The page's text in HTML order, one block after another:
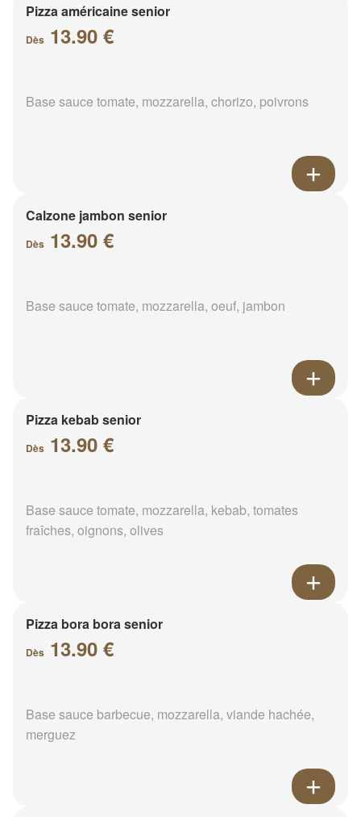
Pizza américaine senior
Dès 13.90 €
Base sauce tomate, mozzarella, chorizo, poivrons
Calzone jambon senior
Dès 13.90 €
Base sauce tomate, mozzarella, oeuf, jambon
Pizza kebab senior
Dès 13.90 €
Base sauce tomate, mozzarella, kebab, tomates
fraîches, oignons, olives
Pizza bora bora senior
Dès 13.90 €
Base sauce barbecue, mozzarella, viande hachée,
merguez